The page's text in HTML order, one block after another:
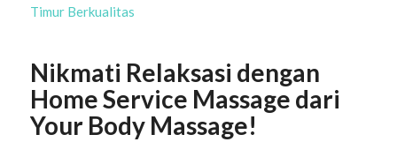
Timur Berkualitas
Nikmati Relaksasi dengan
Home Service Massage dari
Your Body Massage!